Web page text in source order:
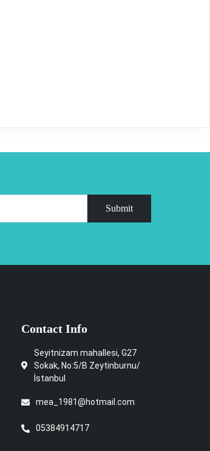
Submit
Contact Info
Seyitnizam mahallesi, G27
Sokak, No:5/B Zeytinburnu/
İstanbul
mea_1981@hotmail.com
05384914717